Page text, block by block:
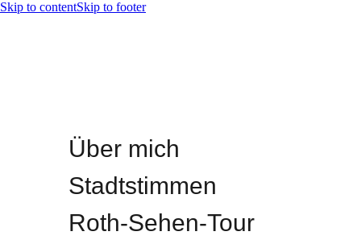
Skip to contentSkip to footer
Über mich
Stadtstimmen
Roth-Sehen-Tour